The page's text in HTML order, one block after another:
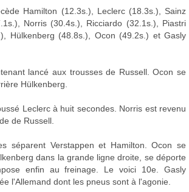
Hamilton (12.3s.), Leclerc (18.3s.), Sainz
Norris (30.4s.), Ricciardo (32.1s.), Piastri
Hülkenberg (48.8s.), Ocon (49.2s.) et Gasly
lancé aux trousses de Russell. Ocon se
Hülkenberg.
Leclerc à huit secondes. Norris est revenu
de Russell.
séparent Verstappen et Hamilton. Ocon se
dans la grande ligne droite, se déporte
enfin au freinage. Le voici 10e. Gasly
l'Allemand dont les pneus sont à l'agonie.